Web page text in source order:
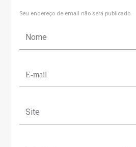
Seu endereço de email não será publicado.